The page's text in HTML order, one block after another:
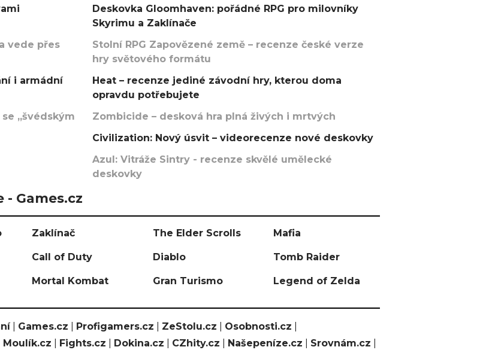
vede přes
i armádní
„švédským
Deskovka Gloomhaven: pořádné RPG pro milovníky
Skyrimu a Zaklínače
Stolní RPG Zapovězené země – recenze české verze
hry světového formátu
Heat – recenze jediné závodní hry, kterou doma
opravdu potřebujete
Zombicide – desková hra plná živých i mrtvých
Civilization: Nový úsvit – videorecenze nové deskovky
Azul: Vitráže Sintry - recenze skvělé umělecké
deskovky
Games.cz
Zaklínač The Elder Scrolls Mafia
Call of Duty Diablo Tomb Raider
Mortal Kombat Gran Turismo Legend of Zelda
| Games.cz Profigamers.cz ZeStolu.cz Osobnosti.cz
Moulík.cz Fights.cz Dokina.cz CZhity.cz Našepeníze.cz Srovnám.cz